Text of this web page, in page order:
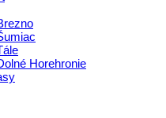
Horehronie